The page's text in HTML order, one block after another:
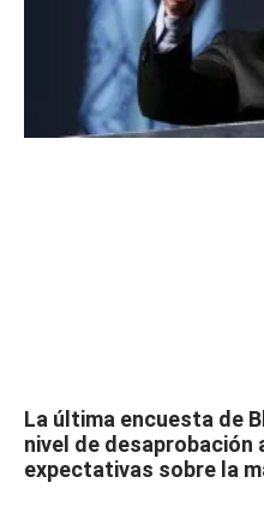
La última encuesta de
nivel de desaprobación
expectativas sobre la